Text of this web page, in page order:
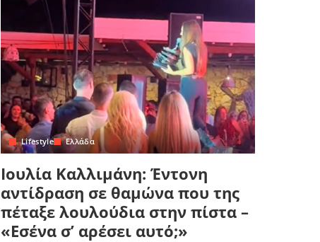
Lifestyle Ελλάδα
Ιουλία Καλλιμάνη: Έντονη
αντίδραση σε θαμώνα που της
πέταξε λουλούδια στην πίστα –
«Εσένα σ’ αρέσει αυτό;»